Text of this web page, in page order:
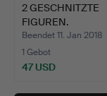
2 GESCHNITZTE
FIGUREN.
Beendet 11. Jan 2018
1 Gebot
47 USD